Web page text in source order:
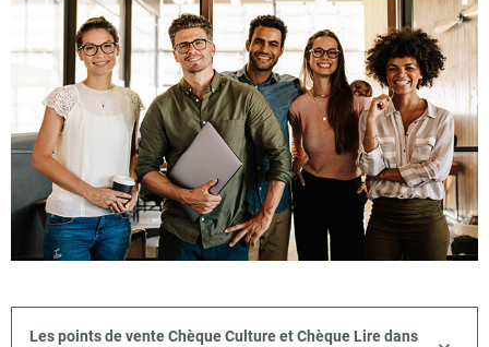
Les points de vente Chèque Culture et Chèque Lire dans